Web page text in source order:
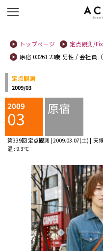
トップページ
定点観測/
原宿 03261 23歳 男性 / 会社員
定点観測
2009/03
2009
03 原宿
第339回 定点観測 | 2009.03.07(土) | 天
温 : 9.3℃